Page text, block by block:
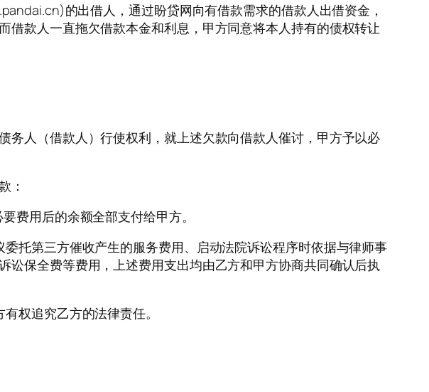
的出借人，通过盼贷网向有借款需求的借款人出借资金，
款人一直拖欠借款本金和利息，甲方同意将本人持有的债权转让
人（借款人）行使权利，就上述欠款向借款人催讨，甲方予以必
：
费用后的余额全部支付给甲方。
托第三方催收产生的服务费用、启动法院诉讼程序时依据与律师事
保全费等费用，上述费用支出均由乙方和甲方协商共同确认后执
权追究乙方的法律责任。